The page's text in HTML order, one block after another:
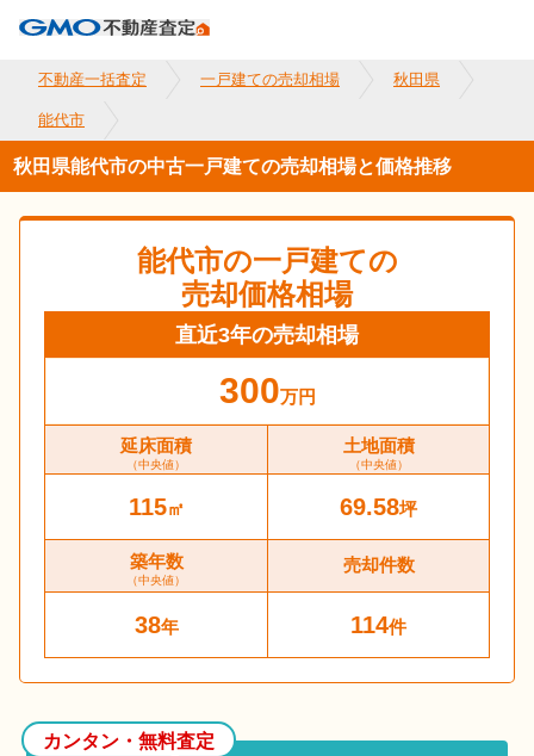
不動産一括査定 一戸建ての売却相場 秋田県
能代市
秋田県能代市の中古一戸建ての売却相場と価格推移
能代市の一戸建ての
売却価格相場
直近3年の売却相場
300万円
延床面積
（中央値）
土地面積
（中央値）
115㎡ 69.58坪
築年数
（中央値）
売却件数
38年 114件
カンタン・無料査定